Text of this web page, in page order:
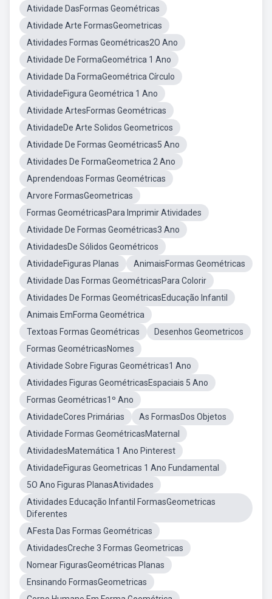
Atividade DasFormas Geométricas
Atividade Arte FormasGeometricas
Atividades Formas Geométricas2O Ano
Atividade De FormaGeométrica 1 Ano
Atividade Da FormaGeométrica Círculo
AtividadeFigura Geométrica 1 Ano
Atividade ArtesFormas Geométricas
AtividadeDe Arte Solidos Geometricos
Atividade De Formas Geométricas5 Ano
Atividades De FormaGeometrica 2 Ano
Aprendendoas Formas Geométricas
Arvore FormasGeometricas
Formas GeométricasPara Imprimir Atividades
Atividade De Formas Geométricas3 Ano
AtividadesDe Sólidos Geométricos
AtividadeFiguras Planas
AnimaisFormas Geométricas
Atividade Das Formas GeométricasPara Colorir
Atividades De Formas GeométricasEducação Infantil
Animais EmForma Geométrica
Textoas Formas Geométricas
Desenhos Geometricos
Formas GeométricasNomes
Atividade Sobre Figuras Geométricas1 Ano
Atividades Figuras GeométricasEspaciais 5 Ano
Formas Geométricas1º Ano
AtividadeCores Primárias
As FormasDos Objetos
Atividade Formas GeométricasMaternal
AtividadesMatemática 1 Ano Pinterest
AtividadeFiguras Geometricas 1 Ano Fundamental
5O Ano Figuras PlanasAtividades
Atividades Educação Infantil FormasGeometricas
Diferentes
AFesta Das Formas Geométricas
AtividadesCreche 3 Formas Geometricas
Nomear FigurasGeométricas Planas
Ensinando FormasGeometricas